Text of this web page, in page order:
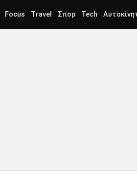
Focus Travel Σπορ Tech